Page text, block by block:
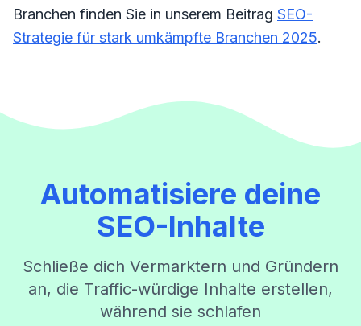
Branchen finden Sie in unserem Beitrag SEO-
Strategie für stark umkämpfte Branchen 2025.
Automatisiere deine
SEO-Inhalte
Schließe dich Vermarktern und Gründern
an, die Traffic-würdige Inhalte erstellen,
während sie schlafen